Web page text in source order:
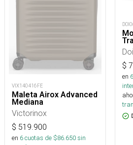
VIX140416FE
Maleta Airox Advanced
Mediana
Victorinox
$ 519.900
en 6cuotas de $86.650sin
$
en 6